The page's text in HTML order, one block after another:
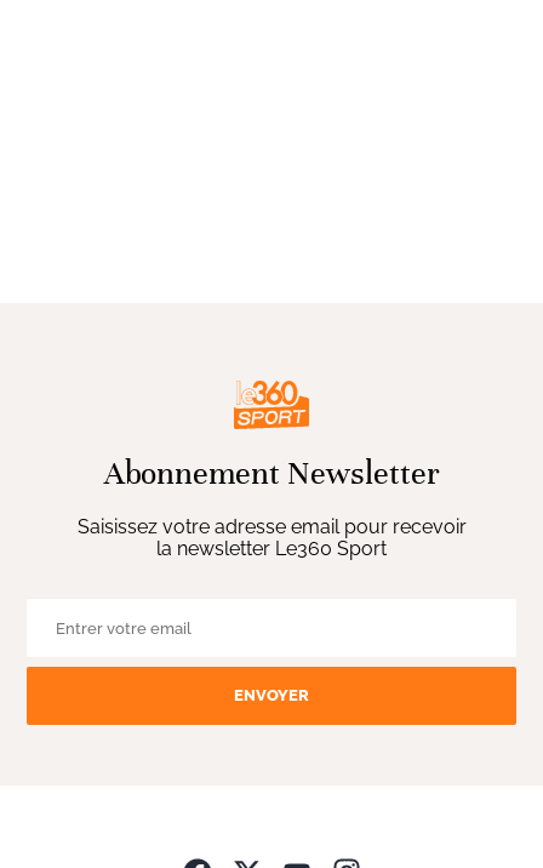
Abonnement Newsletter
Saisissez votre adresse email pour recevoir
la newsletter Le360 Sport
ENVOYER